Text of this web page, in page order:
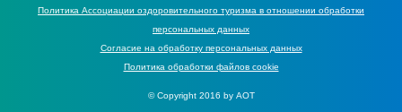
Политика Ассоциации оздоровительного туризма в отношении обработки
персональных данных
Cогласие на обработку персональных данных
Политика обработки файлов cookie
© Copyright 2016 by АОТ